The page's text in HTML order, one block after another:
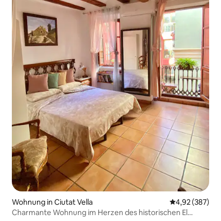
Wohnung in Ciutat Vella
4,92 (387)
Charmante Wohnung im Herzen des historischen El